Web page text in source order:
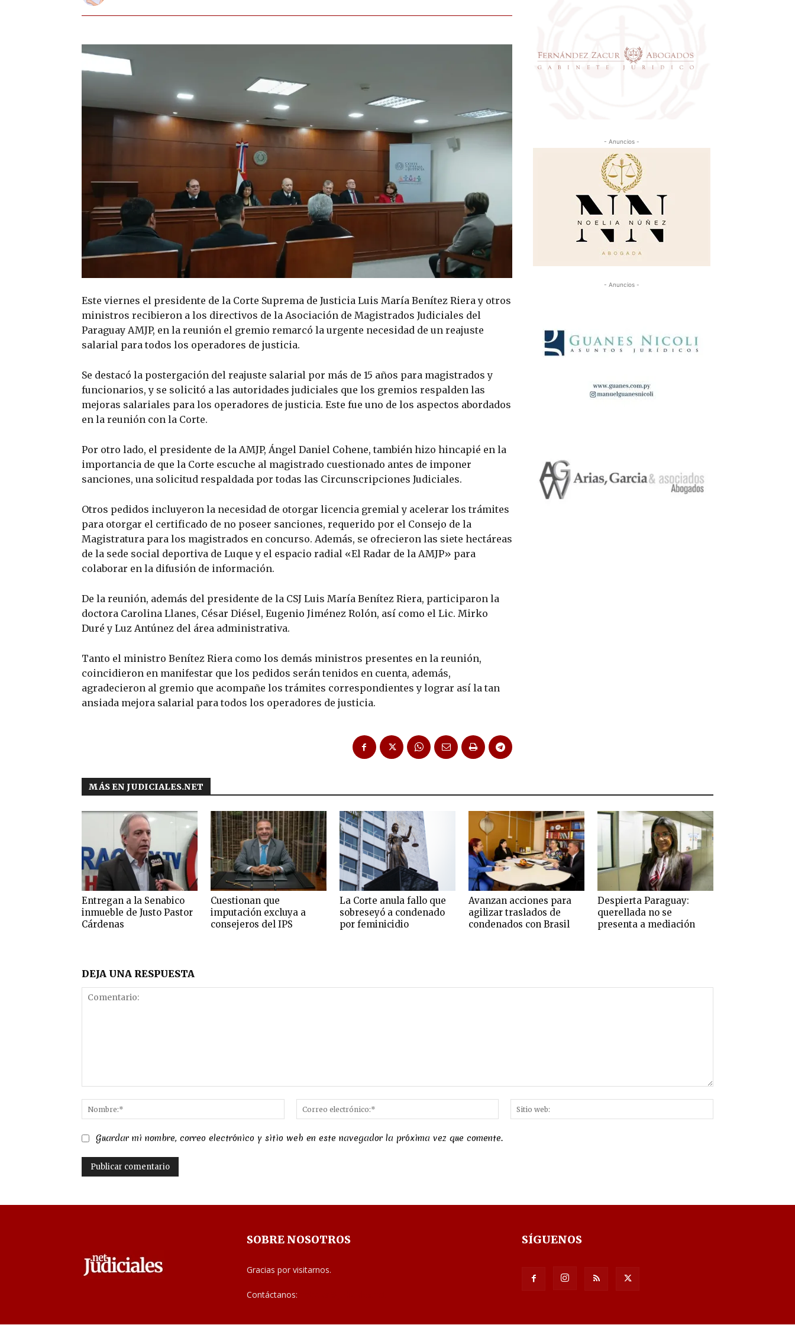
Este viernes el presidente de la Corte Suprema de Justicia Luis María Benítez Riera y otros
ministros recibieron a los directivos de la Asociación de Magistrados Judiciales del
Paraguay AMJP, en la reunión el gremio remarcó la urgente necesidad de un reajuste
salarial para todos los operadores de justicia.
Se destacó la postergación del reajuste salarial por más de 15 años para magistrados y
funcionarios, y se solicitó a las autoridades judiciales que los gremios respalden las
mejoras salariales para los operadores de justicia. Este fue uno de los aspectos abordados
en la reunión con la Corte.
Por otro lado, el presidente de la AMJP, Ángel Daniel Cohene, también hizo hincapié en la
importancia de que la Corte escuche al magistrado cuestionado antes de imponer
sanciones, una solicitud respaldada por todas las Circunscripciones Judiciales.
Otros pedidos incluyeron la necesidad de otorgar licencia gremial y acelerar los trámites
para otorgar el certificado de no poseer sanciones, requerido por el Consejo de la
Magistratura para los magistrados en concurso. Además, se ofrecieron las siete hectáreas
de la sede social deportiva de Luque y el espacio radial «El Radar de la AMJP» para
colaborar en la difusión de información.
De la reunión, además del presidente de la CSJ Luis María Benítez Riera, participaron la
doctora Carolina Llanes, César Diésel, Eugenio Jiménez Rolón, así como el Lic. Mirko
Duré y Luz Antúnez del área administrativa.
Tanto el ministro Benítez Riera como los demás ministros presentes en la reunión,
coincidieron en manifestar que los pedidos serán tenidos en cuenta, además,
agradecieron al gremio que acompañe los trámites correspondientes y lograr así la tan
ansiada mejora salarial para todos los operadores de justicia.
- Anuncios -
- Anuncios -
MÁS EN JUDICIALES.NET
Entregan a la Senabico
inmueble de Justo Pastor
Cárdenas
Cuestionan que
imputación excluya a
consejeros del IPS
La Corte anula fallo que
sobreseyó a condenado
por feminicidio
Avanzan acciones para
agilizar traslados de
condenados con Brasil
Despierta Paraguay:
querellada no se
presenta a mediación
DEJA UNA RESPUESTA
Nombre:*
Correo
electrónico:*
web:
Guardar mi nombre, correo electrónico y sitio web en este navegador la próxima vez que comente.
SOBRE NOSOTROS
Gracias por visitarnos.
Contáctanos:
SÍGUENOS